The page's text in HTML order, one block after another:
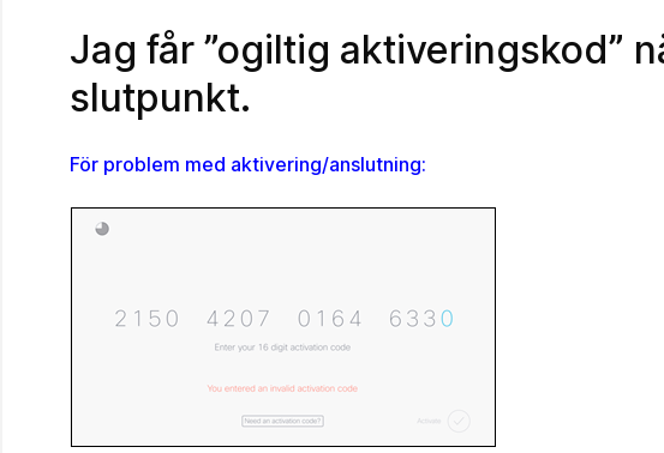
Jag får ”ogiltig aktiveringskod”
slutpunkt.
För problem med aktivering/anslutning: